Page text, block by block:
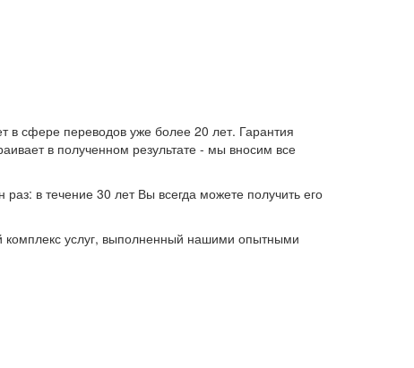
в сфере переводов уже более 20 лет. Гарантия
в полученном результате - мы вносим все
в течение 30 лет Вы всегда можете получить его
комплекс услуг, выполненный нашими опытными